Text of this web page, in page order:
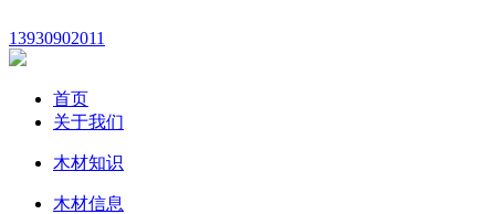
13930902011
首页
关于我们
木材知识
木材信息